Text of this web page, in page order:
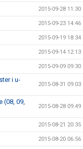
2015-09-28 11:30
2015-09-23 14:46
2015-09-19 18:34
2015-09-14 12:13
2015-09-09 09:30
i u-
2015-08-31 09:03
(08, 09,
2015-08-28 09:49
2015-08-21 20:35
2015-08-20 06:56